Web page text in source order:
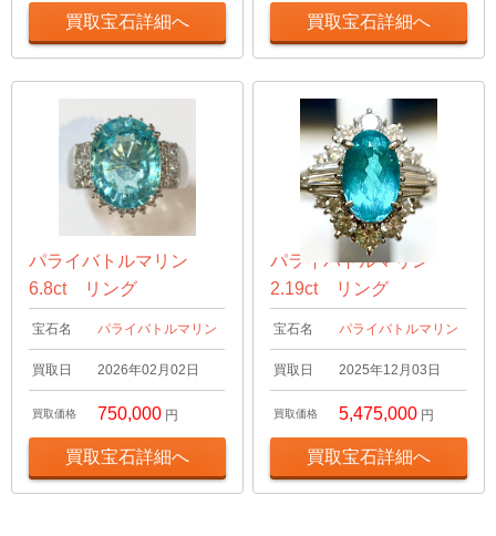
買取宝石詳細へ 買取宝石詳細へ
パライバトルマリン
6.8ct リング
宝石名 パライバトルマリン
買取日 2026年02月02日
買取価格 750,000 円
買取宝石詳細へ
パライバトルマリン
2.19ct リング
宝石名 パライバトルマリン
買取日 2025年12月03日
買取価格 5,475,000 円
買取宝石詳細へ